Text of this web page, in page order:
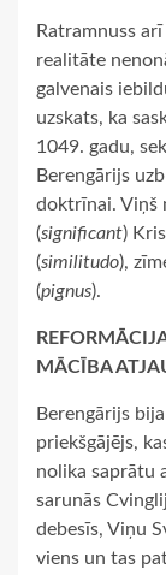
Ratramnuss
realitāte
galvenais
uzskats, ka
1049. gadu,
Berengārijs
doktrīnai. Viņš
(significant)
(similitudo),
(pignus).
MĀCĪBA
Berengārijs
priekšgājējs,
nolika saprātu
sarunās
debesīs, Viņu
viens un tas